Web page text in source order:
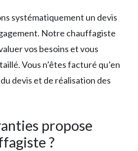
systématiquement un devis
Notre chauffagiste
vos besoins et vous
Vous n’êtes facturé qu’en
devis et de réalisation des
propose
?